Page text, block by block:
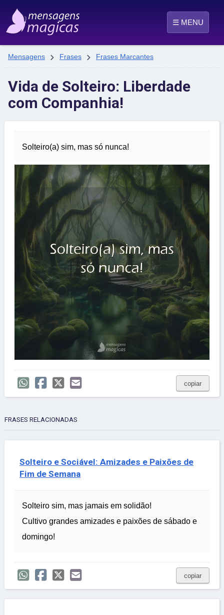
☰ MENU
Mensagens  Frases  Frases Marcantes
Vida de Solteiro: Liberdade
com Companhia!
Solteiro(a) sim, mas só nunca!
copiar
FRASES RELACIONADAS
Solteiro e Sociável: Amizades e Paixões de
Fim de Semana
Solteiro sim, mas jamais em solidão!
Cultivo grandes amizades e paixões de sábado e
domingo!
copiar